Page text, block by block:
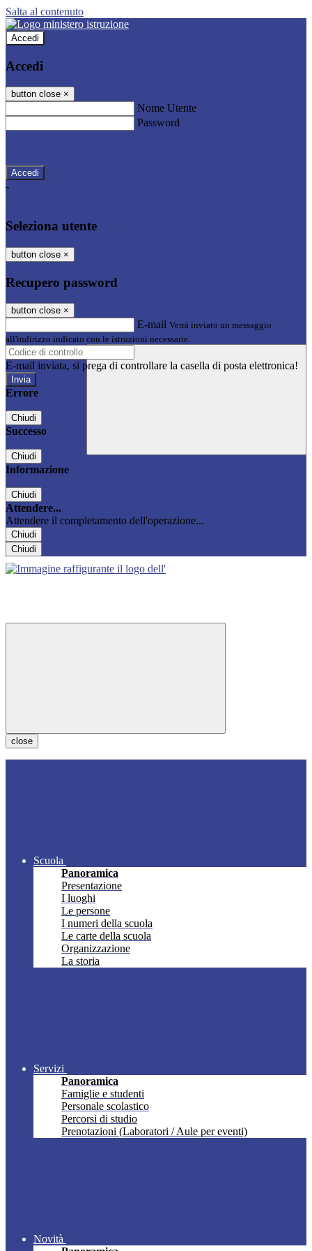
Salta al contenuto
Accedi
Accedi
button close ×
Nome Utente
Password
-
Seleziona utente
button close ×
Recupero password
button close ×
E-mail Verrà inviato un messaggio
all'indirizzo indicato con le istruzioni necessarie.
E-mail inviata, si prega di controllare la casella di posta elettronica!
Errore
Chiudi
Successo
Chiudi
Informazione
Chiudi
Attendere...
Attendere il completamento dell'operazione...
Chiudi
Chiudi
close
Scuola
Panoramica
Presentazione
I luoghi
Le persone
I numeri della scuola
Le carte della scuola
Organizzazione
La storia
Servizi
Panoramica
Famiglie e studenti
Personale scolastico
Percorsi di studio
Prenotazioni (Laboratori / Aule per eventi)
Novità